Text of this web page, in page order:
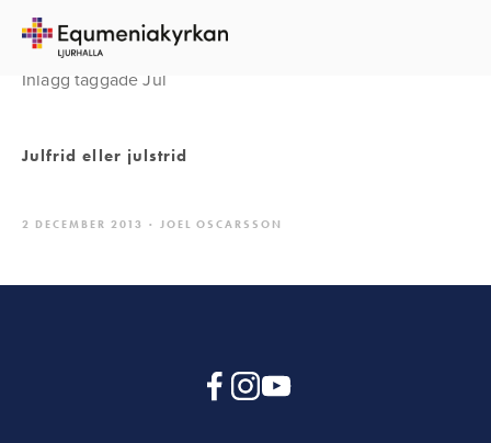
Inlägg taggade Jul
Julfrid eller julstrid
JOEL OSCARSSON
2 DECEMBER 2013